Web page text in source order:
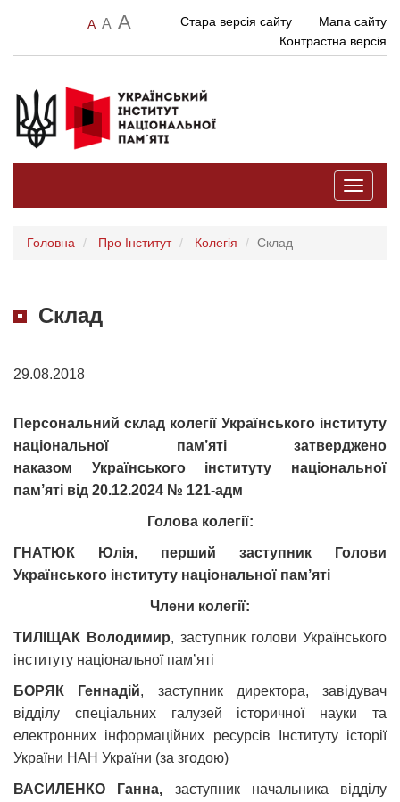
A A A Стара версія сайту
Мапа сайту
Контрастна версія
Toggle
Головна Про Інститут Колегія Склад
Склад
29.08.2018
Персональний склад колегії Українського інституту
національної пам’яті затверджено
наказом Українського інституту національної
пам’яті від 20.12.2024 № 121-адм
Голова колегії:
ГНАТЮК Юлія, перший заступник Голови
Українського інституту національної пам’яті
Члени колегії:
ТИЛІЩАК Володимир, заступник голови Українського
інституту національної памʼяті
БОРЯК Геннадій, заступник директора, завідувач
відділу спеціальних галузей історичної науки та
електронних інформаційних ресурсів Інституту історії
України НАН України (за згодою)
ВАСИЛЕНКО Ганна, заступник начальника відділу